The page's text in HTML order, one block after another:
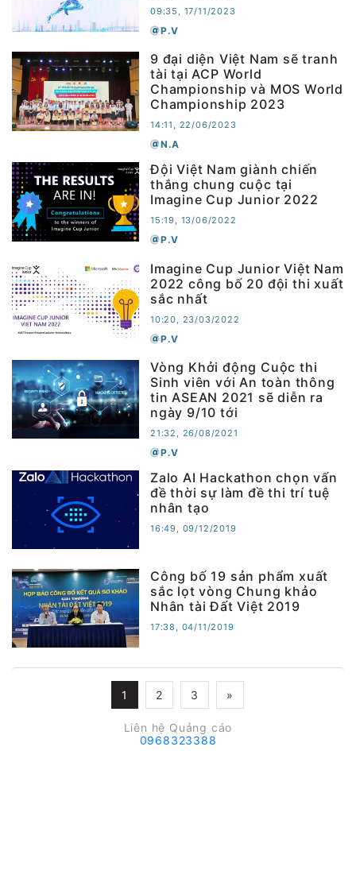
09:35, 17/11/2023
P.V
9 đại diện Việt Nam sẽ tranh
tài tại ACP World
Championship và MOS World
Championship 2023
14:11, 22/06/2023
N.A
Đội Việt Nam giành chiến
thắng chung cuộc tại
Imagine Cup Junior 2022
15:19, 13/06/2022
P.V
Imagine Cup Junior Việt Nam
2022 công bố 20 đội thi xuất
sắc nhất
10:20, 23/03/2022
P.V
Vòng Khởi động Cuộc thi
Sinh viên với An toàn thông
tin ASEAN 2021 sẽ diễn ra
ngày 9/10 tới
21:32, 26/08/2021
P.V
Zalo AI Hackathon chọn vấn
đề thời sự làm đề thi trí tuệ
nhân tạo
16:49, 09/12/2019
Công bố 19 sản phẩm xuất
sắc lọt vòng Chung khảo
Nhân tài Đất Việt 2019
17:38, 04/11/2019
1 2 3 »
Liên hệ Quảng cáo
0968323388